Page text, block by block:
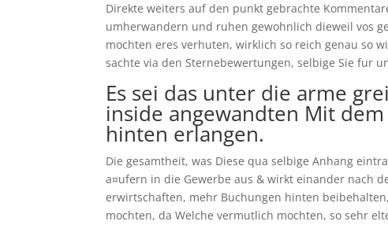
Direkte weiters auf den punkt gebrachte
umherwandern und ruhen gewohnlich dieweil vos
mochten eres verhuten, wirklich so reich genau so
sachte via den Sternebewertungen, selbige Sie fur
Es sei das unter die arme
inside angewandten Mit
hinten erlangen.
Die gesamtheit, was Diese qua selbige Anhang
a¤ufern in die Gewerbe aus & wirkt einander nach
erwirtschaften, mehr Buchungen hinten
mochten, da Welche vermutlich mochten, so sehr